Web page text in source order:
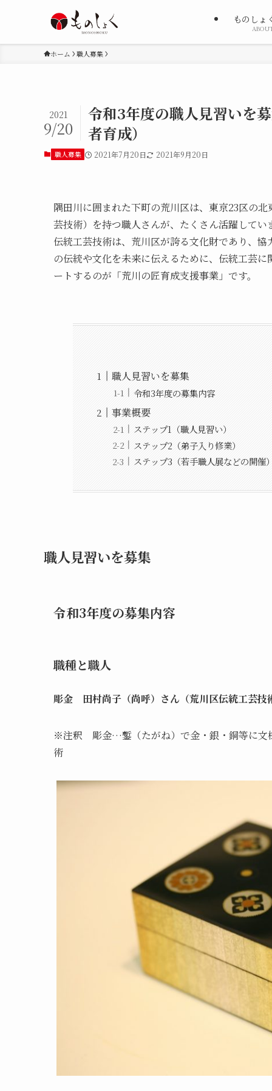
ものしょ
ホーム 職人募集
令和3年度の職人見習いを
者育成）
2021
9/20
職人募集 2021年7月20日 2021年9月20日
隅田川に囲まれた下町の荒川区は、東京23区の
芸技術）を持つ職人さんが、たくさん活躍してい
伝統工芸技術は、荒川区が誇る文化財であり、
の伝統や文化を未来に伝えるために、伝統工芸
ートするのが「荒川の匠育成支援事業」です。
職人見習いを募集
令和3年度の募集内容
事業概要
ステップ1（職人見習い）
ステップ2（弟子入り修業）
ステップ3（若手職人展などの開催
職人見習いを募集
令和3年度の募集内容
職種と職人
彫金 田村尚子（尚呼）さん（荒川区伝統工芸技
※注釈 彫金…鏨（たがね）で金・銀・銅等に文
術